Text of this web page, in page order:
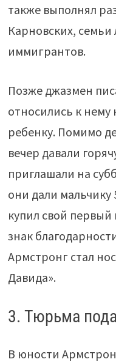
также выполнял
Карновских, семьи
иммигрантов.
Позже джазмен
относились к нему
ребенку. Помимо
вечер давали
приглашали на
они дали мальчику
купил свой
знак
Армстронг стал
Давида».
3. Тюрьма
В юности